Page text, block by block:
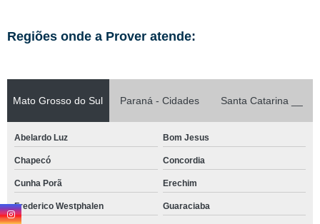
Regiões onde a Prover atende:
Mato Grosso do Sul Paraná - Cidades Santa Catarina __
Abelardo Luz Bom Jesus
Chapecó Concordia
Cunha Porã Erechim
Frederico Westphalen Guaraciaba